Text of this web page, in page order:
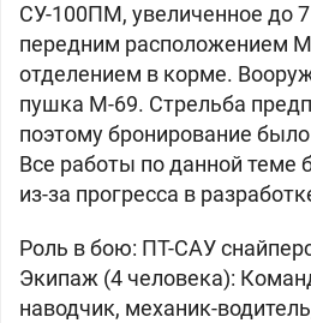
СУ-100ПМ, увеличенное до
передним расположением
отделением в корме.
пушка М-69. Стрельба
поэтому бронирование
Все работы по данной
из-за прогресса в
Роль в бою: ПТ-САУ
Экипаж (4 человека):
наводчик, механик-